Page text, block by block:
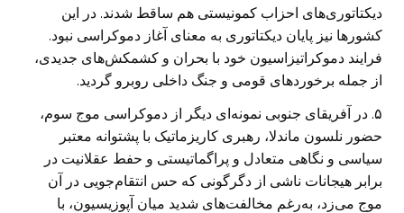
دیکتاتوری‌های احزاب کمونیستی هم ساقط شدند. در این
کشورها نیز پایان دیکتاتوری به معنای آغاز دموکراسی نبود.
فرایند دموکراتیزاسیون خود با بحران و کشمکش‌های جدیدی،
از جمله برخوردهای قومی و جنگ داخلی روبرو گردید.
۵. در آفریقای جنوبی نمونه‌ای دیگر از دموکراسی موج سوم،
حضور نلسون ماندلا، رهبری کاریزماتیک با پشتوانه معتبر
سیاسی و نگاهی متعادل و پراگماتیستی و حفط عقلانیت در
برابر هیجانات ناشی از دگرگونی که حس انتقام‌جویی در آن
موج می‌زد، به‌رغم مخالفت‌های شدید میان آپوزیسیون، با